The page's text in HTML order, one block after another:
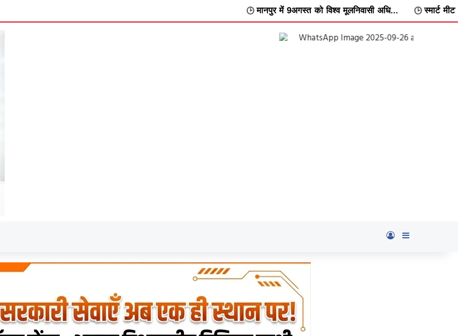
मानपुर में 9अगस्त को विश्व मूलनिवासी अधि... स्मार्ट मीटर के विरोध में वार्डवार
Log InSidebar